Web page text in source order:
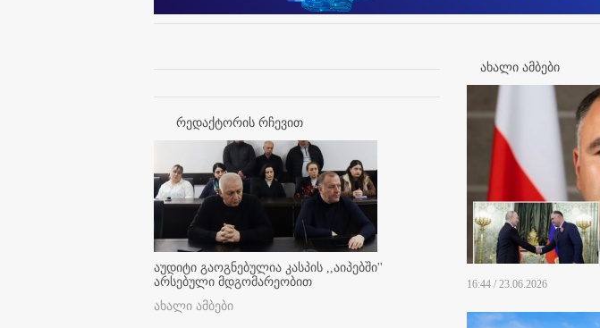
რედაქტორის რჩევით
აუდიტი გაოგნებულია კასპის ,,აიპებში''
არსებული მდგომარეობით
ახალი ამბები
ახალი ამბები
16:44 / 23.06.2026